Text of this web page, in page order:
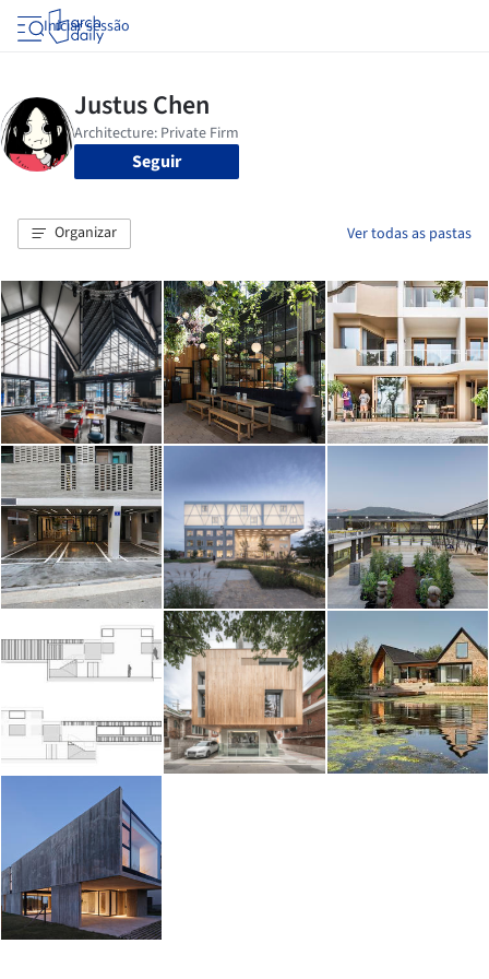
Iniciar sessão
Seguir
Organizar Ver todas as pastas